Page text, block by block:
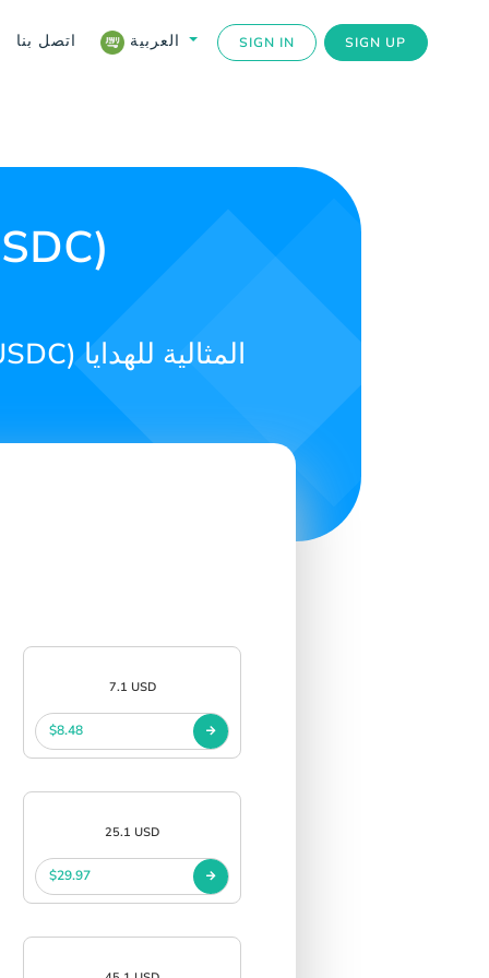
اتصل بنا SIGN IN SIGN UP
7.1 USD
$8.48
25.1 USD
$29.97